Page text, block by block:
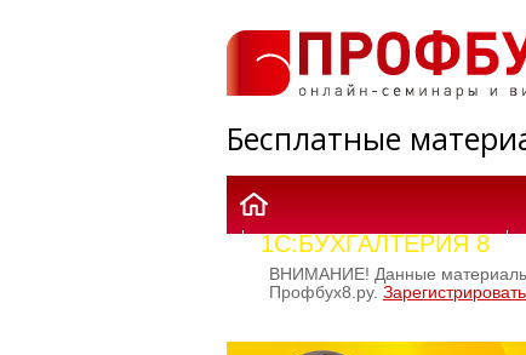
Бесплатные
1C:БУХГАЛТЕРИЯ 8
ВНИМАНИЕ! Данные материалы
Профбух8.ру.